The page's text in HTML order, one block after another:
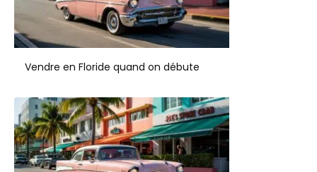
Vendre en Floride quand on débute